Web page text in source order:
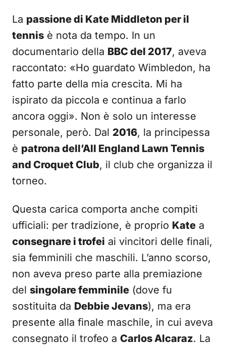
La passione di Kate Middleton per il
tennis è nota da tempo. In un
documentario della BBC del 2017, aveva
raccontato: «Ho guardato Wimbledon, ha
fatto parte della mia crescita. Mi ha
ispirato da piccola e continua a farlo
ancora oggi». Non è solo un interesse
personale, però. Dal 2016, la principessa
è patrona dell’All England Lawn Tennis
and Croquet Club, il club che organizza il
torneo.
Questa carica comporta anche compiti
ufficiali: per tradizione, è proprio Kate a
consegnare i trofei ai vincitori delle finali,
sia femminili che maschili. L’anno scorso,
non aveva preso parte alla premiazione
del singolare femminile (dove fu
sostituita da Debbie Jevans), ma era
presente alla finale maschile, in cui aveva
consegnato il trofeo a Carlos Alcaraz. La